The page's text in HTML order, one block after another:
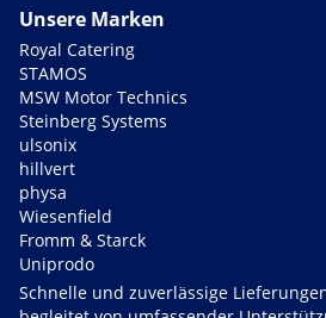
Unsere Marken
Royal Catering
STAMOS
MSW Motor Technics
Steinberg Systems
ulsonix
hillvert
physa
Wiesenfield
Fromm & Starck
Uniprodo
Schnelle und zuverlässige